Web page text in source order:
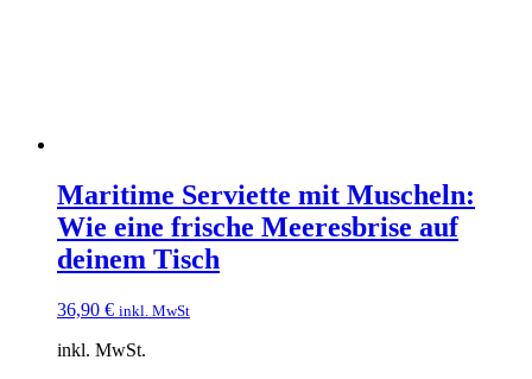
Maritime Serviette mit Muscheln:
Wie eine frische Meeresbrise auf
deinem Tisch
36,90 € inkl. MwSt
inkl. MwSt.